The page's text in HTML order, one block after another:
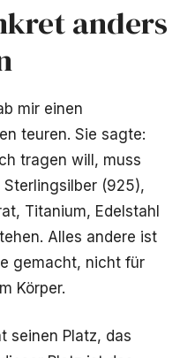
anders
mir einen
teuren. Sie sagte:
tragen will, muss
(925),
Titanium, Edelstahl
Alles andere ist
gemacht, nicht für
Körper.
seinen Platz, das